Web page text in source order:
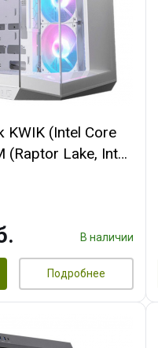
KWIK (Intel Core
(Raptor Lake, Intel
32 ГБ ОЗУ (2
В наличии
Подробнее